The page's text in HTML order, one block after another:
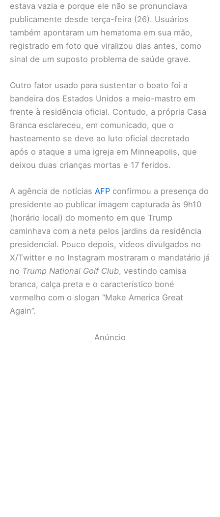
estava vazia e porque ele não se pronunciava
publicamente desde terça-feira (26). Usuários
também apontaram um hematoma em sua mão,
registrado em foto que viralizou dias antes, como
sinal de um suposto problema de saúde grave.
Outro fator usado para sustentar o boato foi a
bandeira dos Estados Unidos a meio-mastro em
frente à residência oficial. Contudo, a própria Casa
Branca esclareceu, em comunicado, que o
hasteamento se deve ao luto oficial decretado
após o ataque a uma igreja em Minneapolis, que
deixou duas crianças mortas e 17 feridos.
A agência de notícias AFP confirmou a presença do
presidente ao publicar imagem capturada às 9h10
(horário local) do momento em que Trump
caminhava com a neta pelos jardins da residência
presidencial. Pouco depois, vídeos divulgados no
X/Twitter e no Instagram mostraram o mandatário já
no Trump National Golf Club, vestindo camisa
branca, calça preta e o característico boné
vermelho com o slogan “Make America Great
Again”.
Anúncio